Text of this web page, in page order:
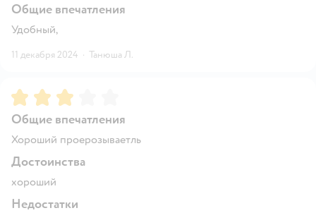
Общие впечатления
Удобный,
11 декабря 2024 · Танюша Л.
Рейтинг:3
Общие впечатления
Хороший проерозываетль
Достоинства
хороший
Недостатки